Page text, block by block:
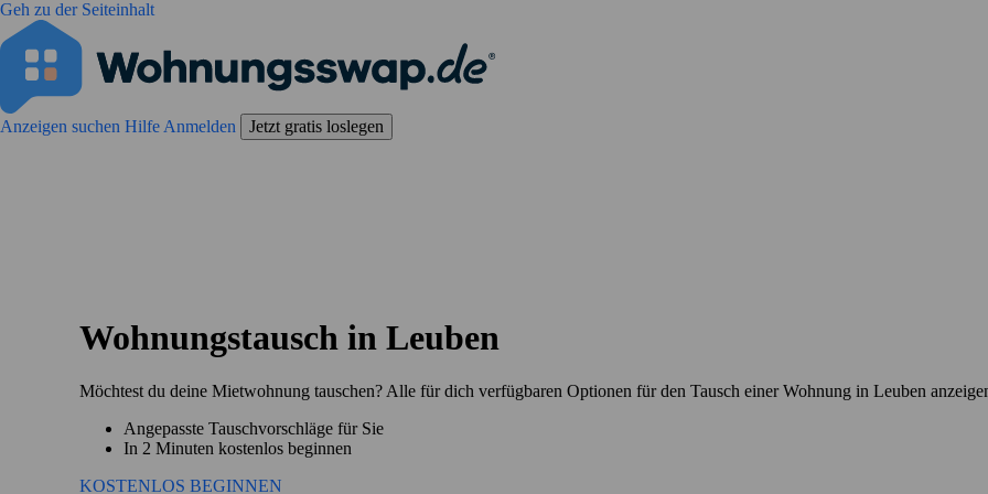
Geh zu der Seiteinhalt
Anzeigen suchen Hilfe Anmelden Jetzt gratis loslegen
Wohnungstausch in Leuben
Möchtest du deine Mietwohnung tauschen? Alle für dich verfügbaren Optionen für den Tausch einer Wohnung in Leuben
Angepasste Tauschvorschläge für Sie
In 2 Minuten kostenlos beginnen
KOSTENLOS BEGINNEN